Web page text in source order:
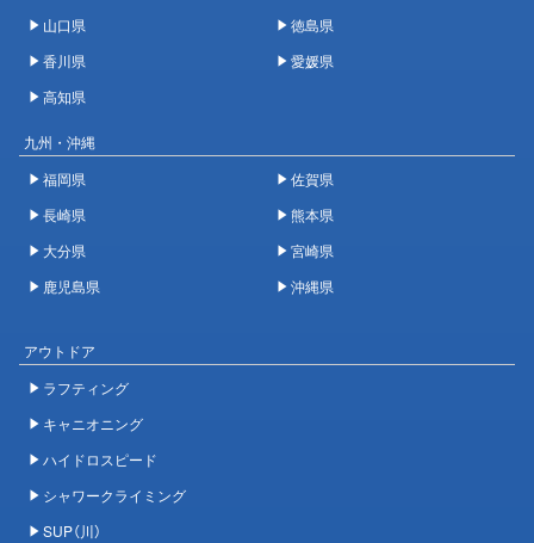
山口県
徳島県
香川県
愛媛県
高知県
九州・沖縄
福岡県
佐賀県
長崎県
熊本県
大分県
宮崎県
鹿児島県
沖縄県
アウトドア
ラフティング
キャニオニング
ハイドロスピード
シャワークライミング
SUP（川）